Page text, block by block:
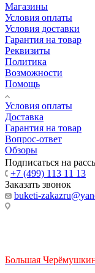
Магазины
Условия оплаты
Условия доставки
Гарантия на товар
Реквизиты
Политика
Возможности
Помощь
Условия оплаты
Доставка
Гарантия на товар
Вопрос-ответ
Обзоры
Подписаться на
+7 (499) 113 11 13
Заказать звонок
buketi-
Большая